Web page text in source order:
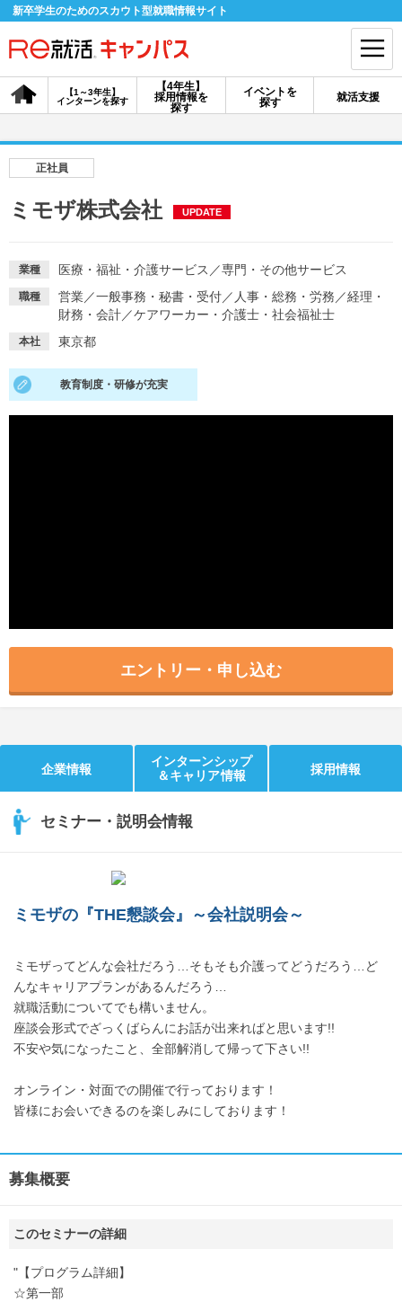
新卒学生のためのスカウト型就職情報サイト
【4年生】
採用情報を
探す
【1～3年生】
インターンを探す
イベントを
探す
就活支援
会員登録 ログイン
採用情報を探す
説明会を探す
インターンを探す
就活ノウハウ・サポート
正社員
ミモザ株式会社 UPDATE
業種 医療・福祉・介護サービス ／専門・その他サービス
職種 営業／一般事務・秘書・受付／ 人事・総務・労務 ／経理・
財務・会計／ケアワーカー・介護士・社会福祉士
本社 東京都
教育制度・研修が充実
エントリー・申し込む
企業情報
インターンシップ
＆キャリア情報
採用情報
セミナー・説明会情報
ミモザの『THE懇談会』～会社説明会～
ミモザってどんな会社だろう…そもそも介護ってどうだろう…ど
んなキャリアプランがあるんだろう…
就職活動についてでも構いません。
座談会形式でざっくばらんにお話が出来ればと思います!!
不安や気になったこと、全部解消して帰って下さい!!
オンライン・対面での開催で行っております！
皆様にお会いできるのを楽しみにしております！
募集概要
このセミナーの詳細
"【プログラム詳細】
☆第一部